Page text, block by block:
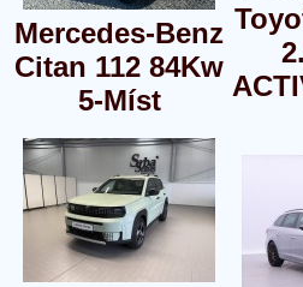
Mercedes-Benz
Citan 112 84Kw
5-Míst